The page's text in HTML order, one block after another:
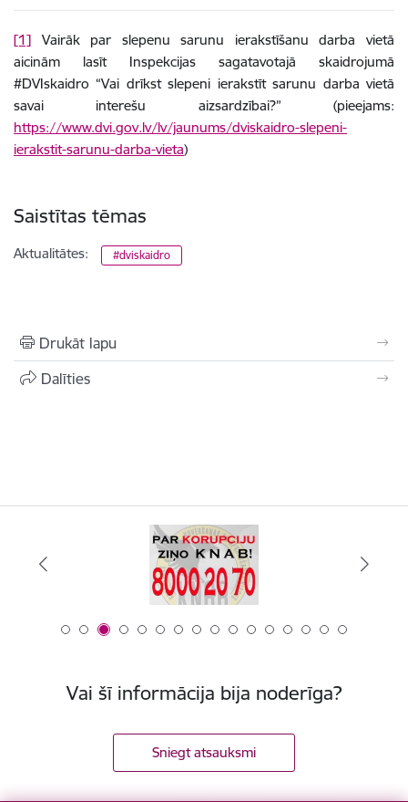
[1]
Vairāk par slepenu sarunu ierakstīšanu darba vietā
aicinām lasīt Inspekcijas sagatavotajā skaidrojumā
#DVIskaidro “Vai drīkst slepeni ierakstīt sarunu darba vietā
savai interešu aizsardzībai?” (pieejams:
https://www.dvi.gov.lv/lv/jaunums/dviskaidro-slepeni-
ierakstit-sarunu-darba-vieta)
Saistītas tēmas
Aktualitātes: #dviskaidro
Drukāt lapu
Dalīties
Vai šī informācija bija noderīga?
Sniegt atsauksmi